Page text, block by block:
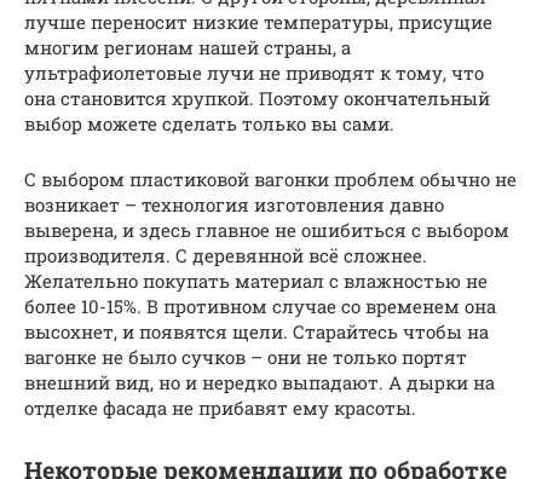
лучше переносит низкие температуры, присущие
многим регионам нашей страны, а
ультрафиолетовые лучи не приводят к тому, что
она становится хрупкой. Поэтому окончательный
выбор можете сделать только вы сами.
С выбором пластиковой вагонки проблем обычно не
возникает – технология изготовления давно
выверена, и здесь главное не ошибиться с выбором
производителя. С деревянной всё сложнее.
Желательно покупать материал с влажностью не
более 10-15%. В противном случае со временем она
высохнет, и появятся щели. Старайтесь чтобы на
вагонке не было сучков – они не только портят
внешний вид, но и нередко выпадают. А дырки на
отделке фасада не прибавят ему красоты.
Некоторые рекомендации по обработке